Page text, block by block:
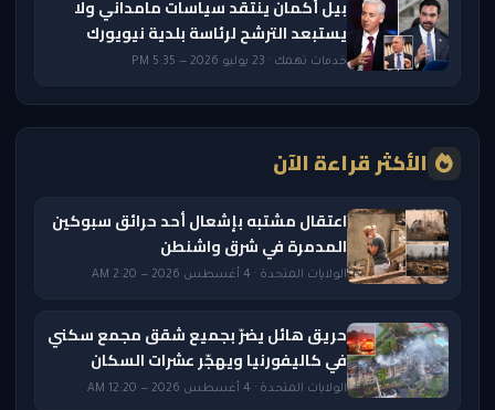
بيل أكمان ينتقد سياسات مامداني ولا
يستبعد الترشح لرئاسة بلدية نيويورك
خدمات تهمك · 23 يوليو 2026 — 5:35 PM
الأكثر قراءة الآن
اعتقال مشتبه بإشعال أحد حرائق سبوكين
المدمرة في شرق واشنطن
الولايات المتحدة · 4 أغسطس 2026 — 2:20 AM
حريق هائل يضرّ بجميع شقق مجمع سكني
في كاليفورنيا ويهجّر عشرات السكان
الولايات المتحدة · 4 أغسطس 2026 — 12:20 AM